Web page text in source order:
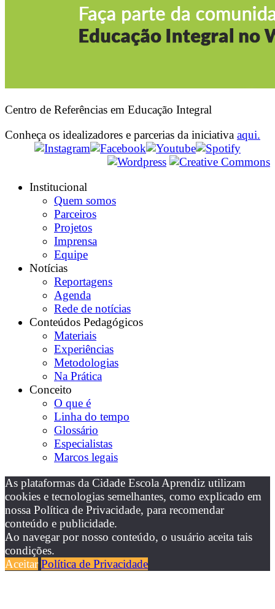
Centro de Referências em Educação Integral
Conheça os idealizadores e parcerias da iniciativa aqui.
Institucional
Quem somos
Parceiros
Projetos
Imprensa
Equipe
Notícias
Reportagens
Agenda
Rede de notícias
Conteúdos Pedagógicos
Materiais
Experiências
Metodologias
Na Prática
Conceito
O que é
Linha do tempo
Glossário
Especialistas
Marcos legais
As plataformas da Cidade Escola Aprendiz utilizam
cookies e tecnologias semelhantes, como explicado em
nossa Política de Privacidade, para recomendar
conteúdo e publicidade.
Ao navegar por nosso conteúdo, o usuário aceita tais
condições.
Aceitar Política de Privacidade